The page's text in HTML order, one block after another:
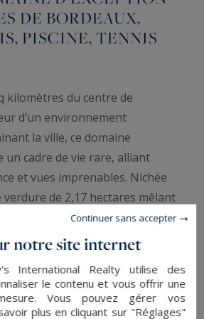
DE BORDEAUX,
PISCINE, TENNIS
kilomètres du centre de
d’un environnement
la ville, ce domaine
un cadre de vie rare, alliant
et vues imprenables. Nichée
verdure de 2,17 hectares mêlant
bois, cette propriété
une opportunité unique
une superbe maison de
notre site internet
International Realty utilise des
le contenu et vous offrir une
Vous pouvez gérer vos
plus en cliquant sur "Réglages"
Continuer sans accepter